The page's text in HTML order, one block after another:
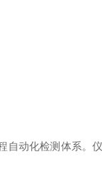
自动化检测体系。